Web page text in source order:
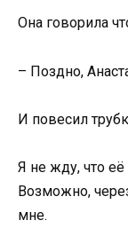
Она говорила
– Поздно,
И повесил
Я не жду, что
Возможно,
мне.